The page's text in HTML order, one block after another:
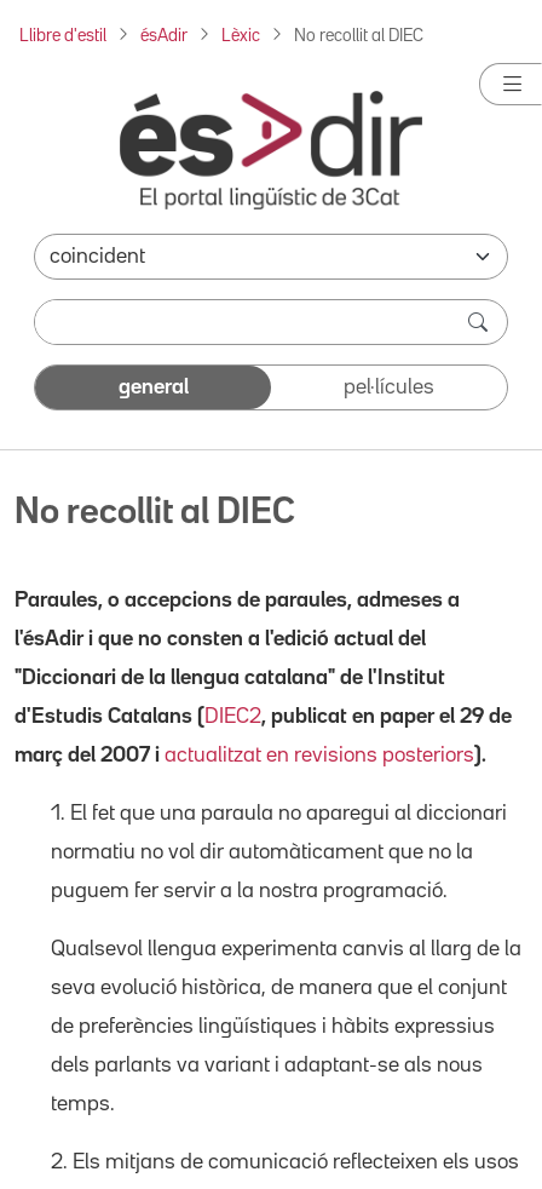
Llibre d'estil ésAdir Lèxic No recollit al DIEC
general pel·lícules
No recollit al DIEC
Paraules, o accepcions de paraules, admeses a
l'ésAdir i que no consten a l'edició actual del
"Diccionari de la llengua catalana" de l'Institut
d'Estudis Catalans (
DIEC2, publicat en paper el 29 de
març del 2007 i actualitzat en revisions posteriors ).
1. El fet que una paraula no aparegui al diccionari
normatiu no vol dir automàticament que no la
puguem fer servir a la nostra programació.
Qualsevol llengua experimenta canvis al llarg de la
seva evolució històrica, de manera que el conjunt
de preferències lingüístiques i hàbits expressius
dels parlants va variant i adaptant-se als nous
temps.
2. Els mitjans de comunicació reflecteixen els usos